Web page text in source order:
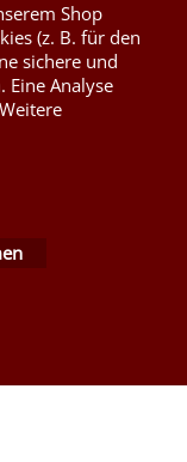
Shop
(z. B. für den
sichere und
Analyse